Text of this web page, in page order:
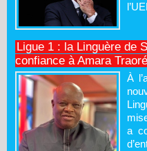
Ligue 1 : la Linguère de
confiance à Amara Traoré
À
a